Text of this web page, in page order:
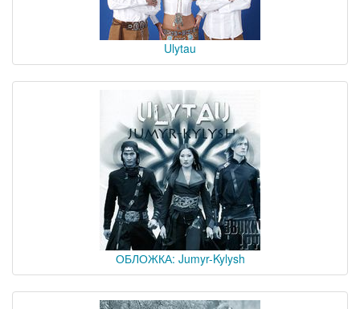
Ulytau
ОБЛОЖКА: Jumyr-Kylysh